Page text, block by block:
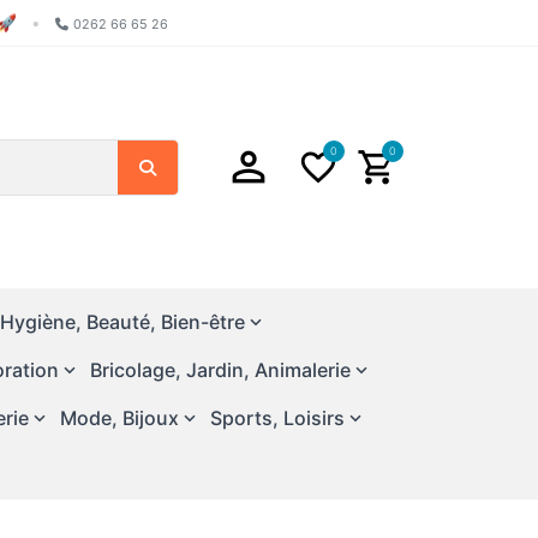
• 0262 66 65 26
Chercher
0 0
Hygiène, Beauté, Bien-être
Bricolage, Jardin, Animalerie
Mode, Bijoux
Sports, Loisirs